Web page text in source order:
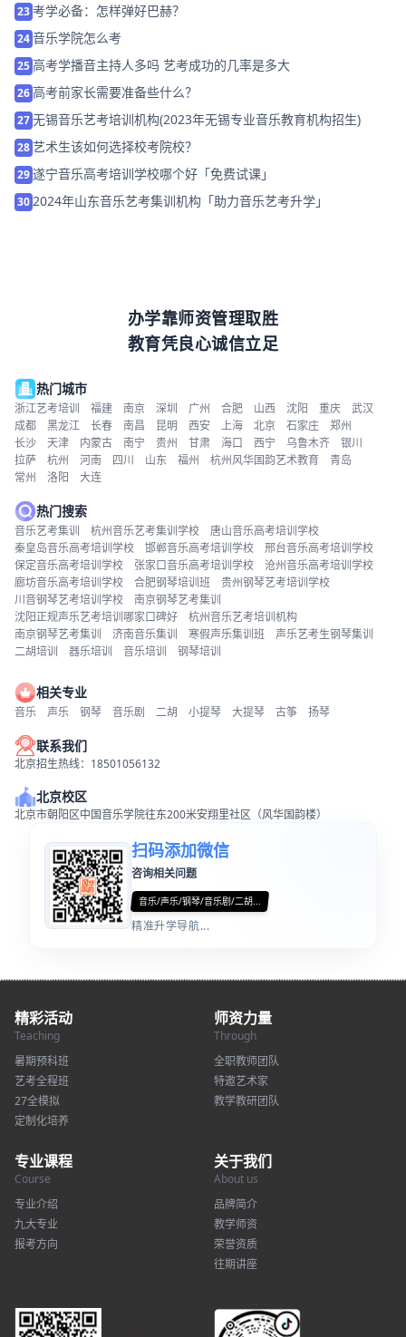
23考学必备：怎样弹好巴赫？
24音乐学院怎么考
25高考学播音主持人多吗 艺考成功的几率是多大
26高考前家长需要准备些什么？
27无锡音乐艺考培训机构(2023年无锡专业音乐教育机构招生)
28艺术生该如何选择校考院校？
29遂宁音乐高考培训学校哪个好「免费试课」
30 2024年山东音乐艺考集训机构「助力音乐艺考升学」
办学靠师资管理取胜
教育凭良心诚信立足
热门城市
浙江艺考培训 福建 南京 深圳 广州 合肥 山西 沈阳 重庆
武汉
成都
黑龙江 长春 南昌 昆明 西安 上海 北京 石家庄
郑州
长沙
天津 内蒙古 南宁 贵州 甘肃 海口 西宁 乌鲁木齐
银川
拉萨
杭州 河南 四川 山东 福州 杭州风华国韵艺术教育
青岛
常州
洛阳 大连
热门搜索
音乐艺考集训 杭州音乐艺考集训学校
唐山音乐高考培训学校
秦皇岛音乐高考培训学校
邯郸音乐高考培训学校
邢台音乐高考培训学校
保定音乐高考培训学校
张家口音乐高考培训学校
沧州音乐高考培训学校
廊坊音乐高考培训学校
合肥钢琴培训班
贵州钢琴艺考培训学校
川音钢琴艺考培训学校
南京钢琴艺考集训
沈阳正规声乐艺考培训哪家口碑好
杭州音乐艺考培训机构
南京钢琴艺考集训
济南音乐集训 寒假声乐集训班
声乐艺考生钢琴集训
二胡培训
器乐培训 音乐培训 钢琴培训
相关专业
音乐 声乐 钢琴 音乐剧 二胡 小提琴 大提琴 古筝 扬琴
联系我们
北京招生热线：18501056132
北京校区
北京市朝阳区中国音乐学院往东200米安翔里社区（风华国韵楼）
扫码添加微信
咨询相关问题
音乐/声乐/钢琴/音乐剧/二胡...
精准升学导航...
精彩活动
Teaching
暑期预科班
艺考全程班
27全模拟
定制化培养
师资力量
Through
全职教师团队
特邀艺术家
教学教研团队
专业课程
Course
专业介绍
九大专业
报考方向
关于我们
About us
品牌简介
教学师资
荣誉资质
往期讲座